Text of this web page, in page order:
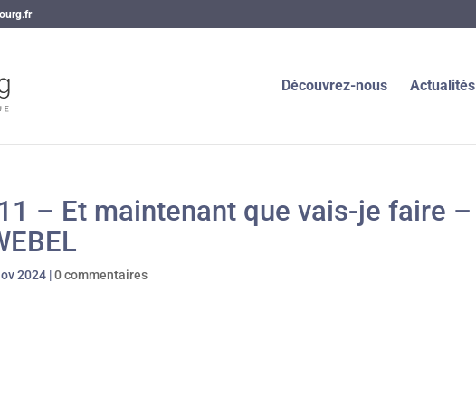
Découvrez-nous Actualités
– Et maintenant que vais-je faire –
2024 |0 commentaires